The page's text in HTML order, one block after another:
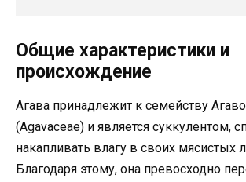
Общие характеристики и
происхождение
Агава принадлежит к семейству
(Agavaceae) и является суккулентом,
накапливать влагу в своих мясистых
Благодаря этому, она превосходно